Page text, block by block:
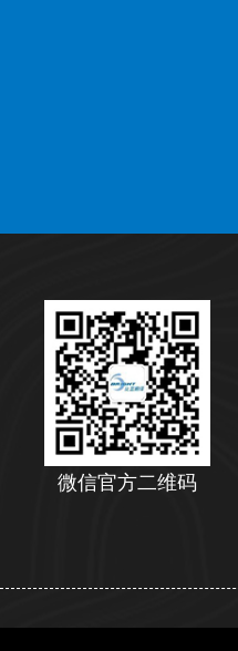
微信官方二维码